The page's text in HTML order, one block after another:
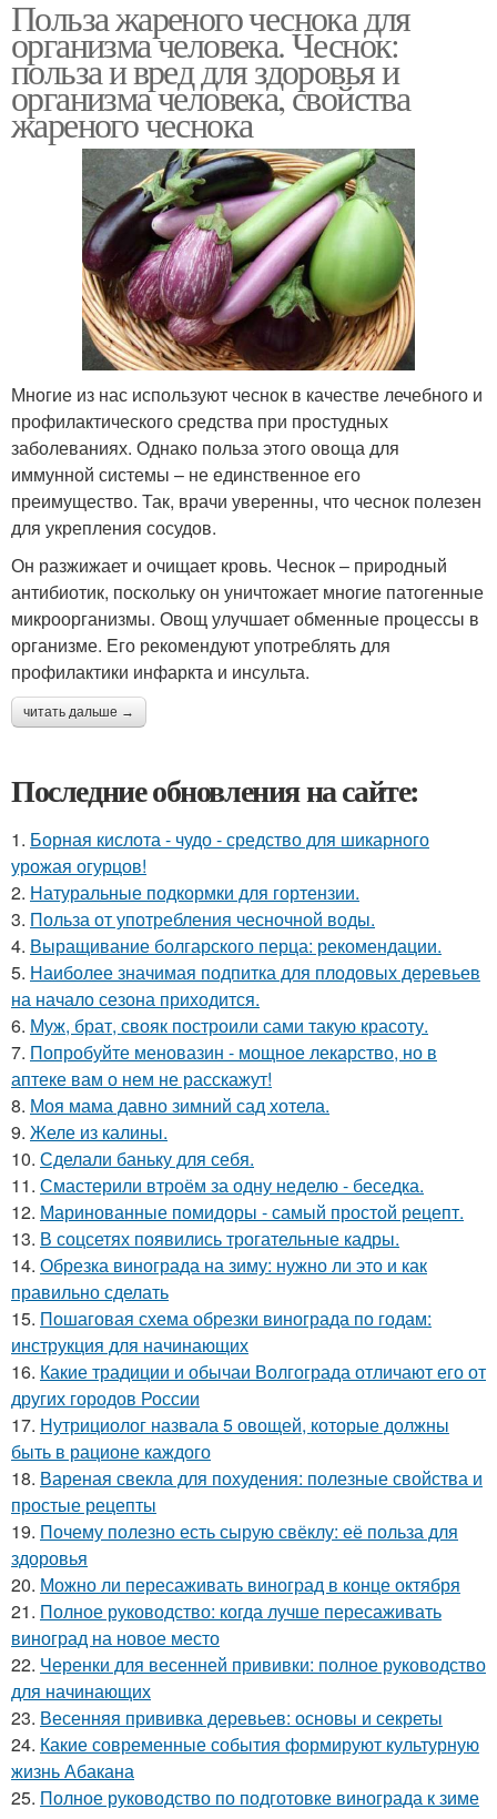
Польза жареного чеснока для
организма человека. Чеснок:
польза и вред для здоровья и
организма человека, свойства
жареного чеснока
Многие из нас используют чеснок в качестве лечебного и
профилактического средства при простудных
заболеваниях. Однако польза этого овоща для
иммунной системы – не единственное его
преимущество. Так, врачи уверенны, что чеснок полезен
для укрепления сосудов.
Он разжижает и очищает кровь. Чеснок – природный
антибиотик, поскольку он уничтожает многие патогенные
микроорганизмы. Овощ улучшает обменные процессы в
организме. Его рекомендуют употреблять для
профилактики инфаркта и инсульта.
читать дальше →
Последние обновления на сайте:
1. Борная кислота - чудо - средство для шикарного
урожая огурцов!
2. Натуральные подкормки для гортензии.
3. Польза от употребления чесночной воды.
4. Выращивание болгарского перца: рекомендации.
5. Наиболее значимая подпитка для плодовых деревьев
на начало сезона приходится.
6. Муж, брат, свояк построили сами такую красоту.
7. Попробуйте меновазин - мощное лекарство, но в
аптеке вам о нем не расскажут!
8. Моя мама давно зимний сад хотела.
9. Желе из калины.
10. Сделали баньку для себя.
11. Смастерили втроём за одну неделю - беседка.
12. Маринованные помидоры - самый простой рецепт.
13. В соцсетях появились трогательные кадры.
14. Обрезка винограда на зиму: нужно ли это и как
правильно сделать
15. Пошаговая схема обрезки винограда по годам:
инструкция для начинающих
16. Какие традиции и обычаи Волгограда отличают его от
других городов России
17. Нутрициолог назвала 5 овощей, которые должны
быть в рационе каждого
18. Вареная свекла для похудения: полезные свойства и
простые рецепты
19. Почему полезно есть сырую свёклу: её польза для
здоровья
20. Можно ли пересаживать виноград в конце октября
21. Полное руководство: когда лучше пересаживать
виноград на новое место
22. Черенки для весенней прививки: полное руководство
для начинающих
23. Весенняя прививка деревьев: основы и секреты
24. Какие современные события формируют культурную
жизнь Абакана
25. Полное руководство по подготовке винограда к зиме